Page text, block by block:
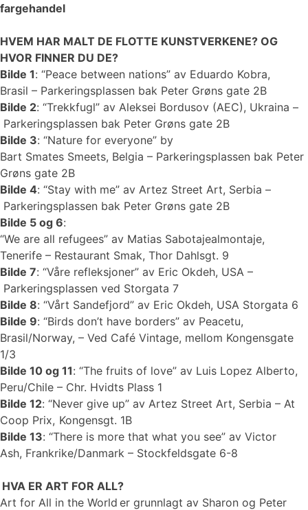
fargehandel
HVEM HAR MALT DE FLOTTE KUNSTVERKENE? OG
HVOR FINNER DU DE?
Bilde 1: “Peace between nations” av Eduardo Kobra,
Brasil – Parkeringsplassen bak Peter Grøns gate 2B
Bilde 2: “Trekkfugl” av Aleksei Bordusov (AEC), Ukraina –
Parkeringsplassen bak Peter Grøns gate 2B
Bilde 3: “Nature for everyone” by
Bart Smates Smeets, Belgia – Parkeringsplassen bak Peter
Grøns gate 2B
Bilde 4: “Stay with me” av Artez Street Art, Serbia –
Parkeringsplassen bak Peter Grøns gate 2B
Bilde 5 og 6:
“We are all refugees” av Matias Sabotajealmontaje,
Tenerife – Restaurant Smak, Thor Dahlsgt. 9
Bilde 7: “Våre refleksjoner” av Eric Okdeh, USA –
Parkeringsplassen ved Storgata 7
Bilde 8: “Vårt Sandefjord” av Eric Okdeh, USA Storgata 6
Bilde 9: “Birds don’t have borders” av Peacetu,
Brasil/Norway, – Ved Café Vintage, mellom Kongensgate
1/3
Bilde 10 og 11: “The fruits of love” av Luis Lopez Alberto,
Peru/Chile – Chr. Hvidts Plass 1
Bilde 12: “Never give up” av Artez Street Art, Serbia – At
Coop Prix, Kongensgt. 1B
Bilde 13: “There is more that what you see” av Victor
Ash, Frankrike/Danmark – Stockfeldsgate 6-8
HVA ER ART FOR ALL?
Art for All in the World er grunnlagt av Sharon og Peter